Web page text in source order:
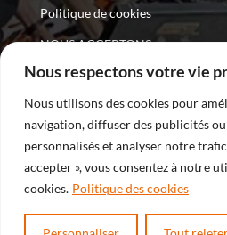
Nous respectons votre vie
Nous utilisons des cookies pour
navigation, diffuser des publicités
personnalisés et analyser notre
accepter », vous consentez à notre
cookies. Politique des cookies
Politique de cookies
NOUS ACCEPTONS :
Copyright © 2026 – Nomade
| Site internet développé par